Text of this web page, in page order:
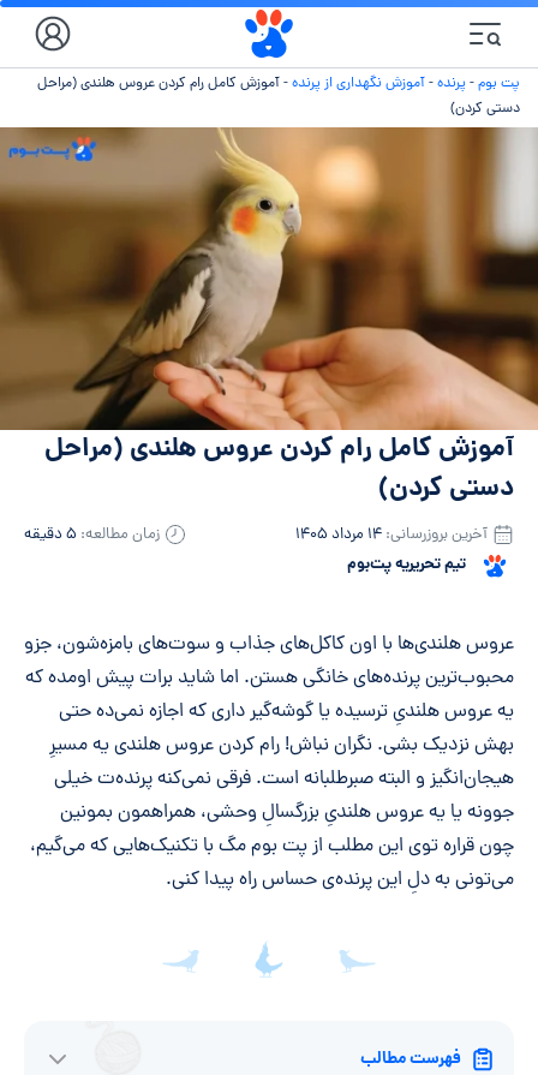
پت بوم- پرنده-آموزش نگهداری از پرنده-آموزش کامل رام کردن عروس هلندی (مراحل
دستی کردن)
آموزش کامل رام کردن عروس هلندی (مراحل
دستی کردن)
تیم تحریریه پت‌بوم
آخرین بروزرسانی: ۱۴ مرداد ۱۴۰۵ زمان مطالعه: ۵ دقیقه
خلاصه مقاله
عروس هلندی‌ها با اون کاکل‌های جذاب و سوت‌های بامزه‌شون، جزو
محبوب‌ترین پرنده‌های خانگی هستن. اما شاید برات پیش اومده که
یه عروس هلندیِ ترسیده یا گوشه‌گیر داری که اجازه نمی‌ده حتی
بهش نزدیک بشی. نگران نباش! رام کردن عروس هلندییه مسیرِ
هیجان‌انگیز و البته صبرطلبانه است. فرقی نمی‌کنه پرنده‌ت خیلی
جوونه یا یه عروس هلندیِ بزرگسالِ وحشی، همراهمون بمونین
چون قراره توی این مطلب از پت بوم مگ با تکنیک‌هایی که می‌گیم،
می‌تونی به دلِ این پرنده‌ی حساس راه پیدا کنی.
فهرست مطالب